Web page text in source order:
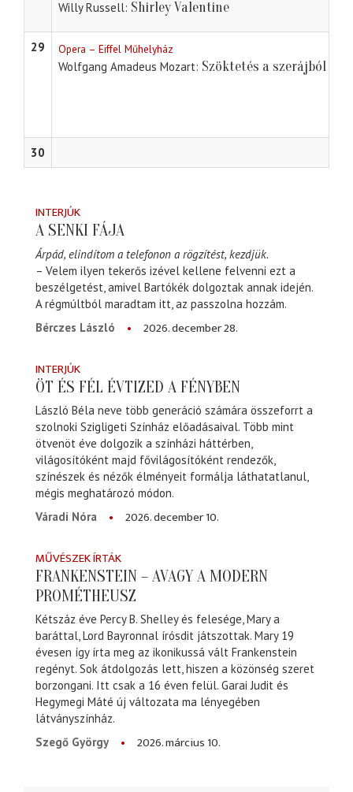
Willy Russell Shirley Valentine
29 Opera – Eiffel Műhelyház
Wolfgang Amadeus Mozart Szöktetés a szerájból
30
INTERJÚK
A SENKI FÁJA
Árpád, elindítom a telefonon a rögzítést, kezdjük.
– Velem ilyen tekerős izével kellene felvenni ezt a
beszélgetést, amivel Bartókék dolgoztak annak idején.
A régmúltból maradtam itt, az passzolna hozzám.
Bérczes László
2026. december 28.
INTERJÚK
ÖT ÉS FÉL ÉVTIZED A FÉNYBEN
László Béla neve több generáció számára összeforrt a
szolnoki Szigligeti Színház előadásaival. Több mint
ötvenöt éve dolgozik a színházi háttérben,
világosítóként majd fővilágosítóként rendezők,
színészek és nézők élményeit formálja láthatatlanul,
mégis meghatározó módon.
Váradi Nóra
2026. december 10.
MŰVÉSZEK ÍRTÁK
FRANKENSTEIN – AVAGY A MODERN
PROMÉTHEUSZ
Kétszáz éve Percy B. Shelley és felesége, Mary a
baráttal, Lord Bayronnal írósdit játszottak. Mary 19
évesen így írta meg az ikonikussá vált Frankenstein
regényt. Sok átdolgozás lett, hiszen a közönség szeret
borzongani. Itt csak a 16 éven felül. Garai Judit és
Hegymegi Máté új változata ma lényegében
látványszínház.
Szegő György
2026. március 10.